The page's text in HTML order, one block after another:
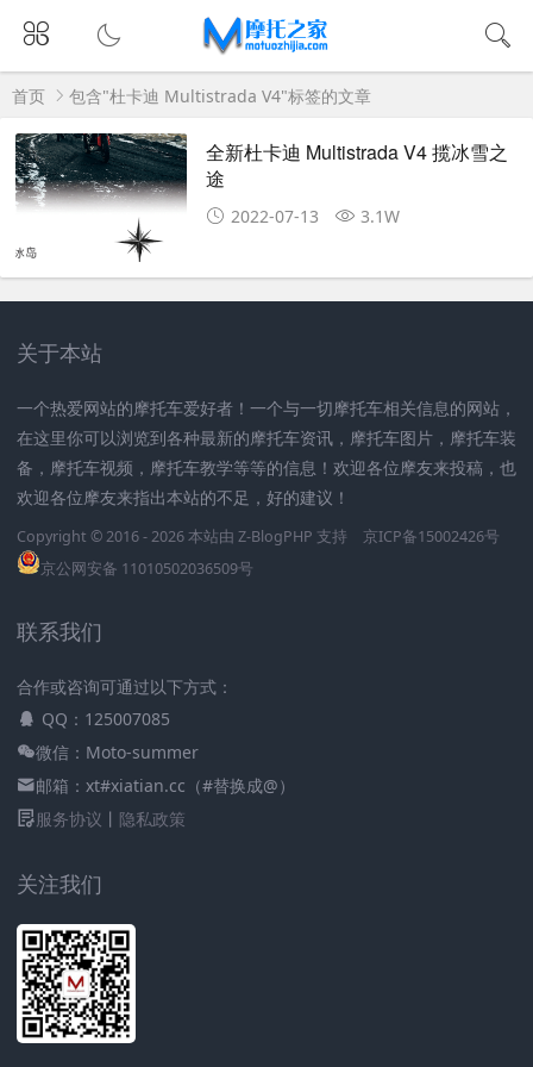
首页 包含"杜卡迪 Multistrada V4"标签的文章
全新杜卡迪 Multistrada V4 揽冰雪之
途
2022-07-13 3.1W
关于本站
一个热爱网站的摩托车爱好者！一个与一切摩托车相关信息的网站，
在这里你可以浏览到各种最新的摩托车资讯，摩托车图片，摩托车装
备，摩托车视频，摩托车教学等等的信息！欢迎各位摩友来投稿，也
欢迎各位摩友来指出本站的不足，好的建议！
Copyright © 2016 - 2026 本站由 Z-BlogPHP 支持
京ICP备15002426号
京公网安备 11010502036509号
联系我们
合作或咨询可通过以下方式：
QQ：125007085
微信：Moto-summer
邮箱：xt#xiatian.cc（#替换成@）
服务协议 丨 隐私政策
关注我们